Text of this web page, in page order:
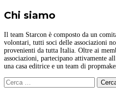
Chi siamo
Il team Starcon è composto da un
volontari, tutti soci delle associazioni
provenienti da tutta Italia. Oltre ai
associazioni, partecipano attivamente
una casa editrice e un team di
Ricerca
per: